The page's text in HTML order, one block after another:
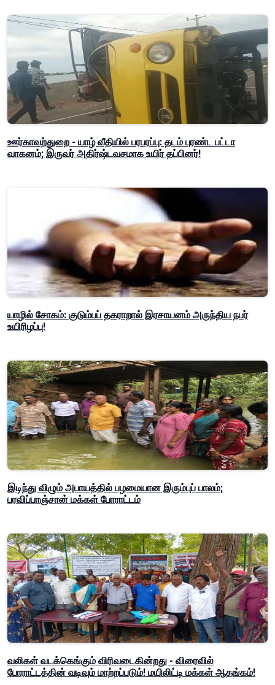
ஊர்காவற்துறை - யாழ் வீதியில் பரபரப்பு: தடம் புரண்ட பட்டா
வாகனம்; இருவர் அதிர்ஷ்டவசமாக உயிர் தப்பினர்!
யாழில் சோகம்: குடும்பப் தகராறால் இரசாயனம் அருந்திய நபர்
உயிரிழப்பு!
இடிந்து விழும் அபாயத்தில் பழமையான இரும்புப் பாலம்;
பரவிப்பாஞ்சான் மக்கள் போராட்டம்
வலிகள் வடக்கெங்கும் விரிவடைகின்றது - விரைவில்
போராட்டத்தின் வடிவும் மாற்றப்படும்! மயிலிட்டி மக்கள் ஆதங்கம்!